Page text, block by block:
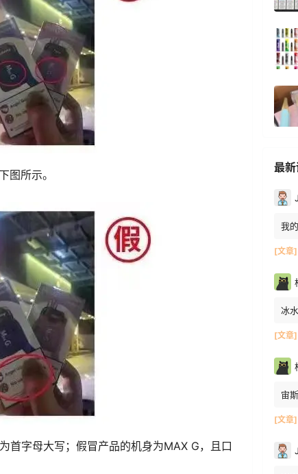
图所示。
首字母大写；假冒产品的机身为MAX G，且口
最
我
[文章]
冰
[文章]
宙
[文章]